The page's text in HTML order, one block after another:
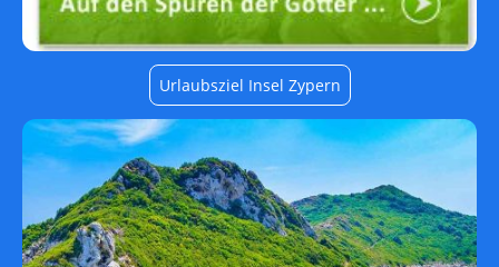
Urlaubsziel Insel Zypern